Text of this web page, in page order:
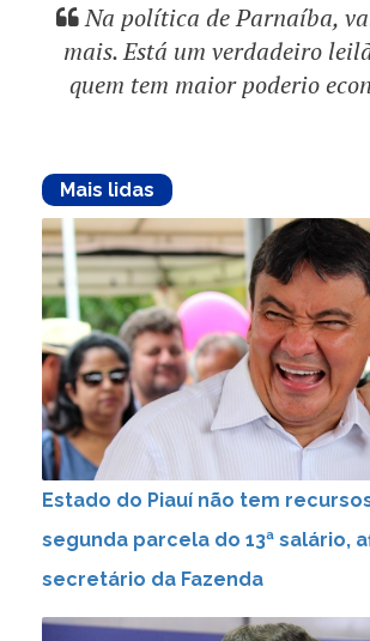
Na política de Parnaíba,
mais. Está um verdadeiro
quem tem maior poderio
Mais lidas
Estado do Piauí não tem
segunda parcela do 13ª salário,
secretário da Fazenda